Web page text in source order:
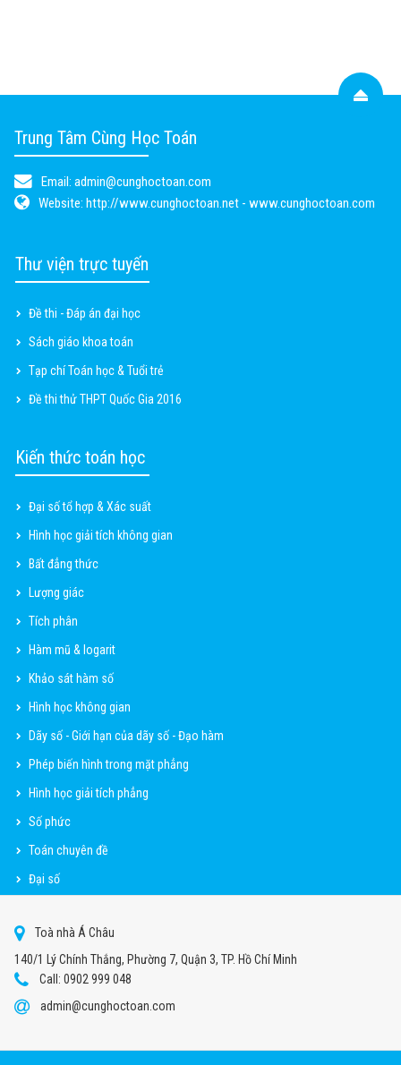
Trung Tâm Cùng Học Toán
Email: admin@cunghoctoan.com
Website: http://www.cunghoctoan.net - www.cunghoctoan.com
Thư viện trực tuyến
Đề thi - Đáp án đại học
Sách giáo khoa toán
Tạp chí Toán học & Tuổi trẻ
Đề thi thử THPT Quốc Gia 2016
Kiến thức toán học
Đại số tổ hợp & Xác suất
Hình học giải tích không gian
Bất đẳng thức
Lượng giác
Tích phân
Hàm mũ & logarit
Khảo sát hàm số
Hình học không gian
Dãy số - Giới hạn của dãy số - Đạo hàm
Phép biến hình trong mặt phẳng
Hình học giải tích phẳng
Số phức
Toán chuyên đề
Đại số
Toà nhà Á Châu
140/1 Lý Chính Thắng, Phường 7, Quận 3, TP. Hồ Chí Minh
Call: 0902 999 048
admin@cunghoctoan.com